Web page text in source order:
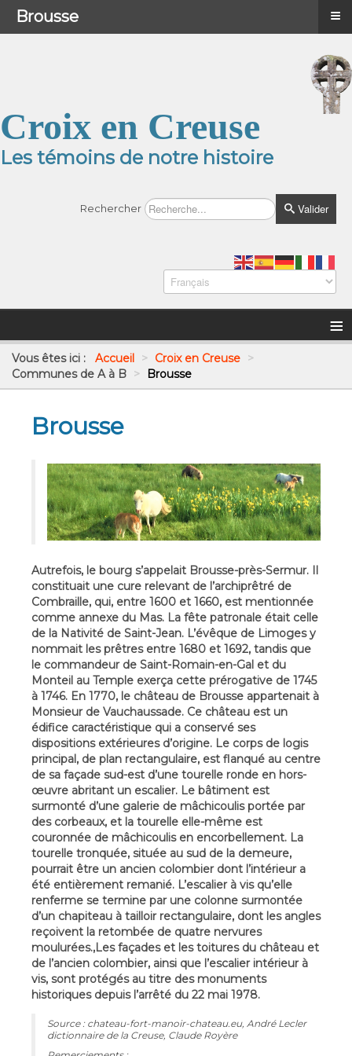
Croix en Creuse
Les témoins de notre histoire
Rechercher Valider
≡
Vous êtes ici : Accueil > Croix en Creuse >
Communes de A à B > Brousse
Brousse
Autrefois, le bourg s’appelait Brousse-près-Sermur. Il
constituait une cure relevant de l’archiprêtré de
Combraille, qui, entre 1600 et 1660, est mentionnée
comme annexe du Mas. La fête patronale était celle
de la Nativité de Saint-Jean. L’évêque de Limoges y
nommait les prêtres entre 1680 et 1692, tandis que
le commandeur de Saint-Romain-en-Gal et du
Monteil au Temple exerça cette prérogative de 1745
à 1746. En 1770, le château de Brousse appartenait à
Monsieur de Vauchaussade. Ce château est un
édifice caractéristique qui a conservé ses
dispositions extérieures d’origine. Le corps de logis
principal, de plan rectangulaire, est flanqué au centre
de sa façade sud-est d’une tourelle ronde en hors-
œuvre abritant un escalier. Le bâtiment est
surmonté d’une galerie de mâchicoulis portée par
des corbeaux, et la tourelle elle-même est
couronnée de mâchicoulis en encorbellement. La
tourelle tronquée, située au sud de la demeure,
pourrait être un ancien colombier dont l’intérieur a
été entièrement remanié. L’escalier à vis qu’elle
renferme se termine par une colonne surmontée
d’un chapiteau à tailloir rectangulaire, dont les angles
reçoivent la retombée de quatre nervures
moulurées.,Les façades et les toitures du château et
de l’ancien colombier, ainsi que l’escalier intérieur à
vis, sont protégés au titre des monuments
historiques depuis l’arrêté du 22 mai 1978.
Source : chateau-fort-manoir-chateau.eu, André Lecler
dictionnaire de la Creuse, Claude Royère
Menu ≡
Brousse ≡